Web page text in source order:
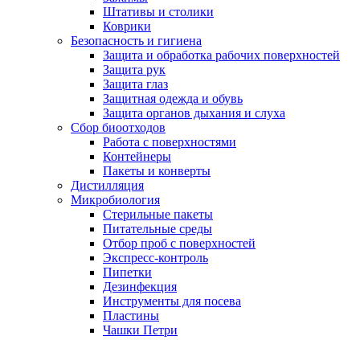
Штативы и столики
Коврики
Безопасность и гигиена
Защита и обработка рабочих поверхностей
Защита рук
Защита глаз
Защитная одежда и обувь
Защита органов дыхания и слуха
Сбор биоотходов
Работа с поверхностями
Контейнеры
Пакеты и конверты
Дистилляция
Микробиология
Стерильные пакеты
Питательные среды
Отбор проб с поверхностей
Экспресс-контроль
Пипетки
Дезинфекция
Инструменты для посева
Пластины
Чашки Петри